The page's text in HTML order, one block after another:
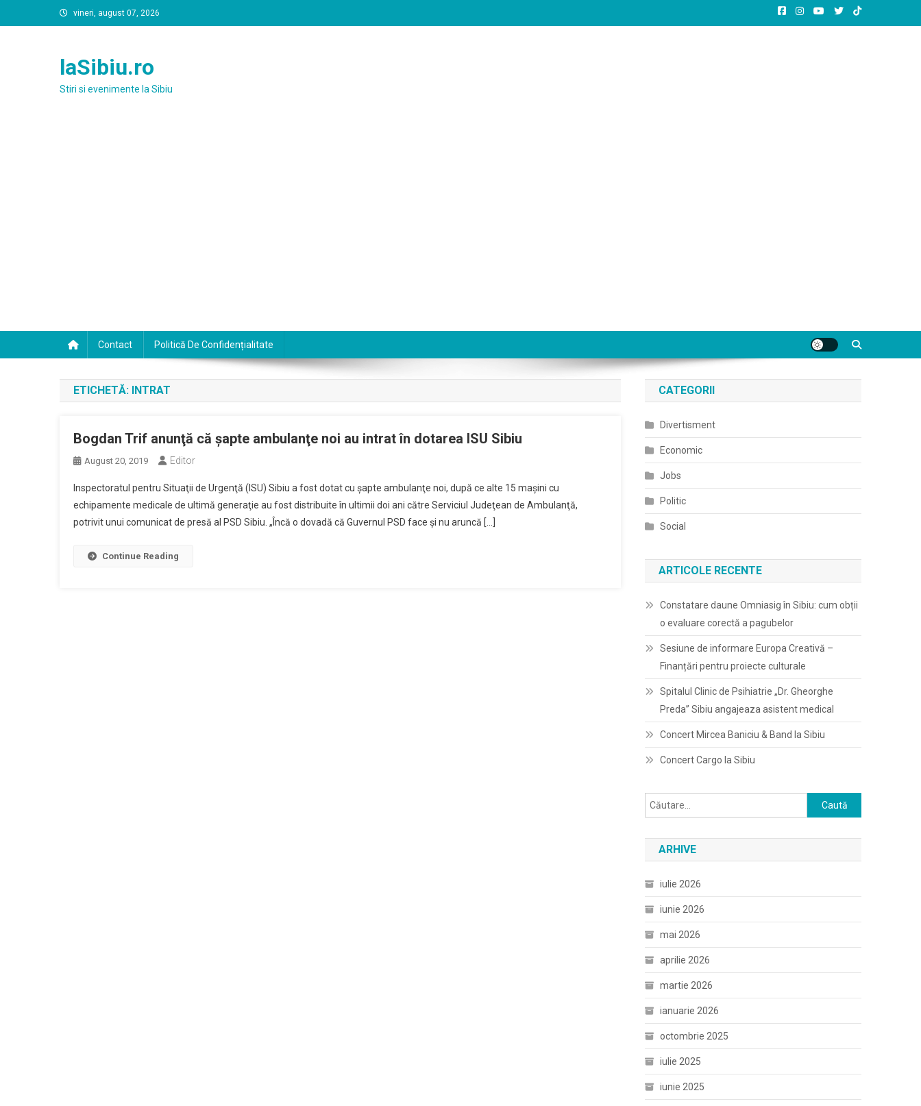
to
vineri, august 07, 2026
laSibiu.ro
Stiri si evenimente la Sibiu
Contact Politică De Confidențialitate
ETICHETĂ: INTRAT
Bogdan Trif anunţă că şapte ambulanţe noi au intrat în dotarea ISU Sibiu
August 20, 2019 Editor
Inspectoratul pentru Situaţii de Urgenţă (ISU) Sibiu a fost dotat cu şapte ambulanţe noi, după ce alte 15 maşini cu
echipamente medicale de ultimă generaţie au fost distribuite în ultimii doi ani către Serviciul Judeţean de Ambulanţă,
potrivit unui comunicat de presă al PSD Sibiu. „Încă o dovadă că Guvernul PSD face şi nu aruncă […]
Continue Reading
CATEGORII
Divertisment
Economic
Jobs
Politic
Social
ARTICOLE RECENTE
Constatare daune Omniasig în Sibiu: cum obții
o evaluare corectă a pagubelor
Sesiune de informare Europa Creativă –
Finanțări pentru proiecte culturale
Spitalul Clinic de Psihiatrie „Dr. Gheorghe
Preda” Sibiu angajeaza asistent medical
Concert Mircea Baniciu & Band la Sibiu
Concert Cargo la Sibiu
Caută
după:
ARHIVE
iulie 2026
iunie 2026
mai 2026
aprilie 2026
martie 2026
ianuarie 2026
octombrie 2025
iulie 2025
iunie 2025